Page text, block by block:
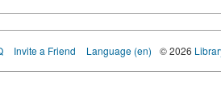
Invite a Friend Language (en) © 2026